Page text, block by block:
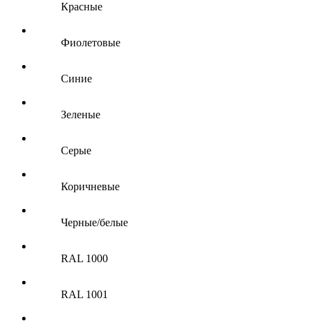
Красные
Фиолетовые
Синие
Зеленые
Серые
Коричневые
Черные/белые
RAL 1000
RAL 1001